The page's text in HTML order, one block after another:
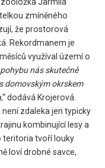
zmíněného
že prostorová
Rekordmanem je
využíval území o
nás skutečně
okrskem
,“ dodává Krojerová.
zdaleka jen typicky
kombinující lesy a
teritoria tvoří louky
loví drobné savce,